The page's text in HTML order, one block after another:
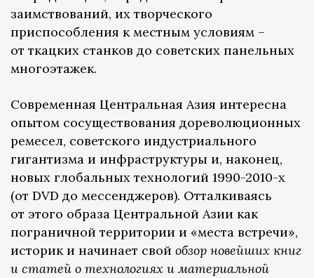
заимствований, их творческого
приспособления к местным условиям –
от ткацких станков до советских панельных
многоэтажек.
Современная Центральная Азия интересна
опытом сосуществования дореволюционных
ремесел, советского индустриального
гигантизма и инфраструктуры и, наконец,
новых глобальных технологий 1990-2010-х
(от DVD до мессенджеров). Отталкиваясь
от этого образа Центральной Азии как
пограничной территории и «места встречи»,
историк и начинает свой обзор новейших книг
и статей о технологиях и материальной